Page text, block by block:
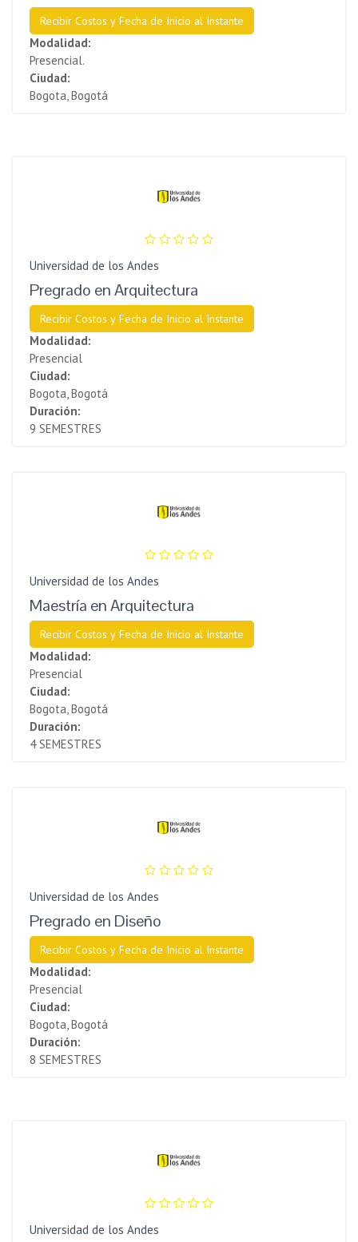
Recibir Costos y Fecha de Inicio al Instante
Modalidad:
Presencial.
Ciudad:
Bogota, Bogotá
Universidad de los Andes
Pregrado en Arquitectura
Recibir Costos y Fecha de Inicio al Instante
Modalidad:
Presencial
Ciudad:
Bogota, Bogotá
Duración:
9 SEMESTRES
Universidad de los Andes
Maestría en Arquitectura
Recibir Costos y Fecha de Inicio al Instante
Modalidad:
Presencial
Ciudad:
Bogota, Bogotá
Duración:
4 SEMESTRES
Universidad de los Andes
Pregrado en Diseño
Recibir Costos y Fecha de Inicio al Instante
Modalidad:
Presencial
Ciudad:
Bogota, Bogotá
Duración:
8 SEMESTRES
Universidad de los Andes